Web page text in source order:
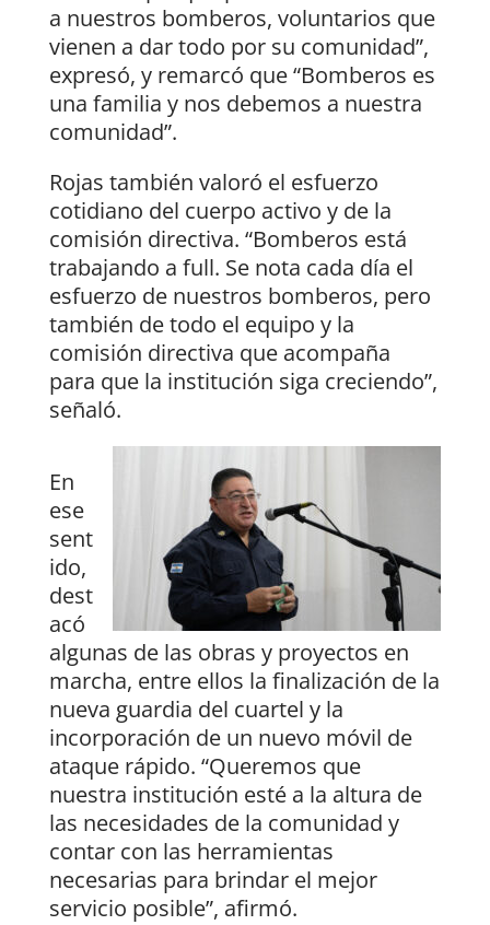
a nuestros bomberos, voluntarios que
vienen a dar todo por su comunidad”,
expresó, y remarcó que “Bomberos es
una familia y nos debemos a nuestra
comunidad”.
Rojas también valoró el esfuerzo
cotidiano del cuerpo activo y de la
comisión directiva. “Bomberos está
trabajando a full. Se nota cada día el
esfuerzo de nuestros bomberos, pero
también de todo el equipo y la
comisión directiva que acompaña
para que la institución siga creciendo”,
señaló.
En
ese
sent
ido,
dest
acó
algunas de las obras y proyectos en
marcha, entre ellos la finalización de la
nueva guardia del cuartel y la
incorporación de un nuevo móvil de
ataque rápido. “Queremos que
nuestra institución esté a la altura de
las necesidades de la comunidad y
contar con las herramientas
necesarias para brindar el mejor
servicio posible”, afirmó.